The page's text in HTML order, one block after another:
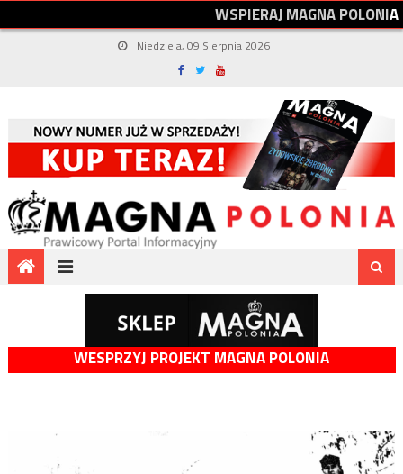
WSPIERAJMAGNAPOLONIA
Niedziela, 09 Sierpnia 2026
WESPRZYJ PROJEKT MAGNA POLONIA